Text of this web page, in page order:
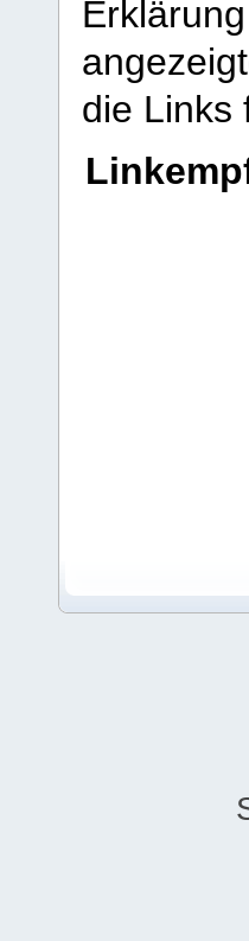
die Links